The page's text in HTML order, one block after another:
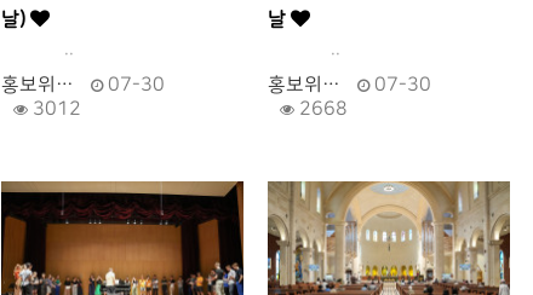
날)
..
홍보위…
07-30
3012
날
..
홍보위…
07-30
2668